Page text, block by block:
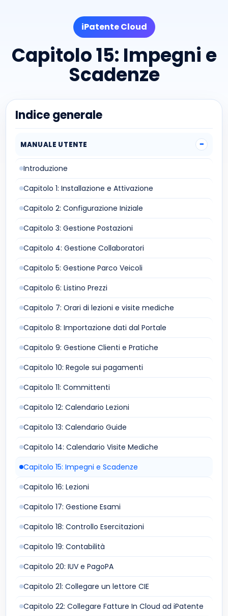
iPatente Cloud
Capitolo 15: Impegni e
Scadenze
Indice generale
MANUALE UTENTE
Introduzione
Capitolo 1: Installazione e Attivazione
Capitolo 2: Configurazione Iniziale
Capitolo 3: Gestione Postazioni
Capitolo 4: Gestione Collaboratori
Capitolo 5: Gestione Parco Veicoli
Capitolo 6: Listino Prezzi
Capitolo 7: Orari di lezioni e visite mediche
Capitolo 8: Importazione dati dal Portale
Capitolo 9: Gestione Clienti e Pratiche
Capitolo 10: Regole sui pagamenti
Capitolo 11: Committenti
Capitolo 12: Calendario Lezioni
Capitolo 13: Calendario Guide
Capitolo 14: Calendario Visite Mediche
Capitolo 15: Impegni e Scadenze
Capitolo 16: Lezioni
Capitolo 17: Gestione Esami
Capitolo 18: Controllo Esercitazioni
Capitolo 19: Contabilità
Capitolo 20: IUV e PagoPA
Capitolo 21: Collegare un lettore CIE
Capitolo 22: Collegare Fatture In Cloud ad iPatente